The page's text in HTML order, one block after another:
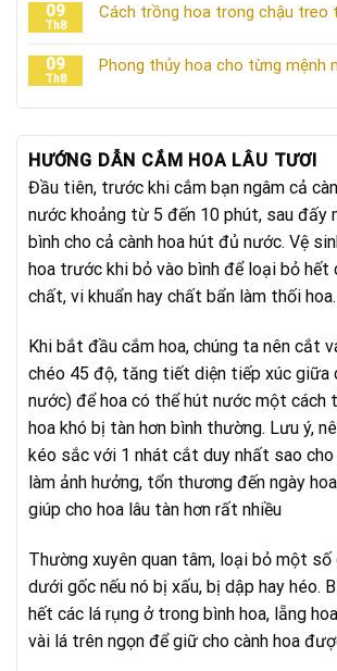
09
Th8
Cách trồng hoa trong chậu treo
09
Th8
Phong thủy hoa cho từng mệnh
HƯỚNG DẪN CẮM HOA LÂU TƯƠI
Đầu tiên, trước khi cắm bạn ngâm cả
nước khoảng từ 5 đến 10 phút, sau đấy
bình cho cả cành hoa hút đủ nước. Vệ
hoa trước khi bỏ vào bình để loại bỏ
chất, vi khuẩn hay chất bẩn làm thối hoa.
Khi bắt đầu cắm hoa, chúng ta nên cắt
chéo 45 độ, tăng tiết diện tiếp xúc giữa
nước) để hoa có thể hút nước một cách
hoa khó bị tàn hơn bình thường. Lưu ý,
kéo sắc với 1 nhát cắt duy nhất sao
làm ảnh hưởng, tổn thương đến ngày
giúp cho hoa lâu tàn hơn rất nhiều
Thường xuyên quan tâm, loại bỏ một số
dưới gốc nếu nó bị xấu, bị dập hay héo.
hết các lá rụng ở trong bình hoa, lẵng
vài lá trên ngọn để giữ cho cành hoa